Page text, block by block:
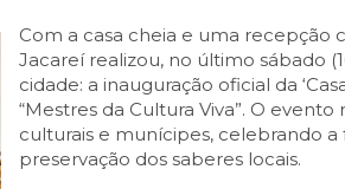
Com a casa cheia e uma recepção
Jacareí realizou, no último sábado
cidade: a inauguração oficial da
“Mestres da Cultura Viva”. O
culturais e munícipes, celebrando
preservação dos saberes locais.